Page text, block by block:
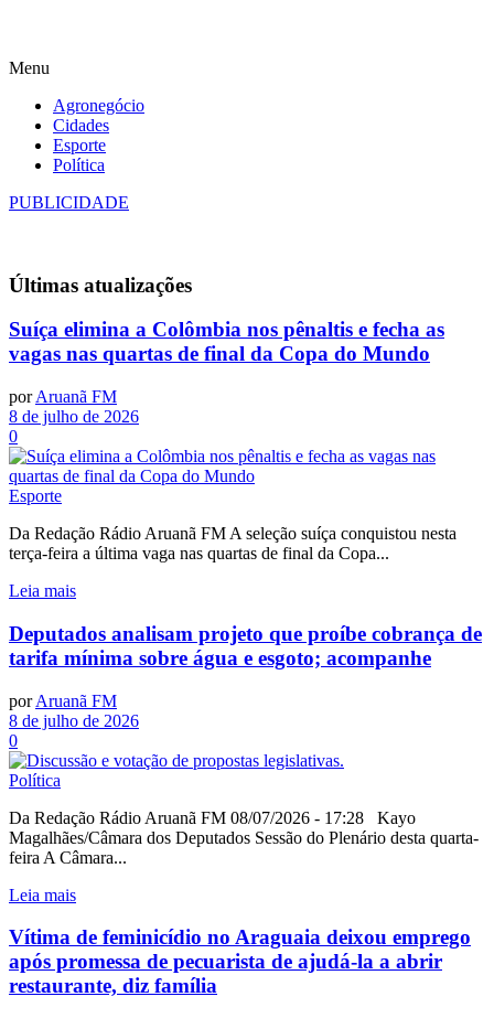
Menu
Agronegócio
Cidades
Esporte
Política
PUBLICIDADE
Últimas atualizações
Suíça elimina a Colômbia nos pênaltis e fecha as
vagas nas quartas de final da Copa do Mundo
por Aruanã FM
8 de julho de 2026
0
Esporte
Da Redação Rádio Aruanã FM A seleção suíça conquistou nesta
terça-feira a última vaga nas quartas de final da Copa...
Leia mais
Deputados analisam projeto que proíbe cobrança de
tarifa mínima sobre água e esgoto; acompanhe
por Aruanã FM
8 de julho de 2026
0
Política
Da Redação Rádio Aruanã FM 08/07/2026 - 17:28 Kayo
Magalhães/Câmara dos Deputados Sessão do Plenário desta quarta-
feira A Câmara...
Leia mais
Vítima de feminicídio no Araguaia deixou emprego
após promessa de pecuarista de ajudá-la a abrir
restaurante, diz família